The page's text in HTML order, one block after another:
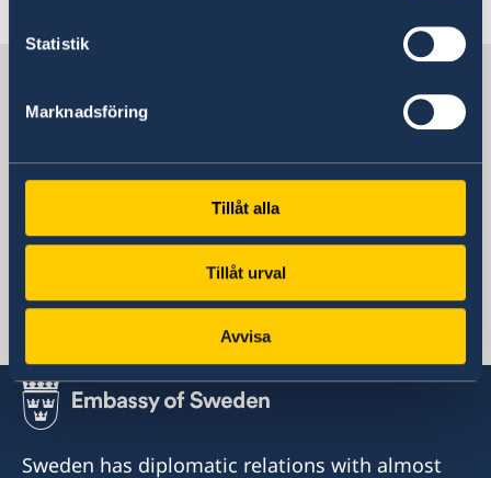
Statistik
Marknadsföring
Tillåt alla
Tillåt urval
Avvisa
Sweden's mission abroad
Pacific, Stockholm
Swedish consulates
Telephone
+685 7744885
Sweden has diplomatic relations with almost